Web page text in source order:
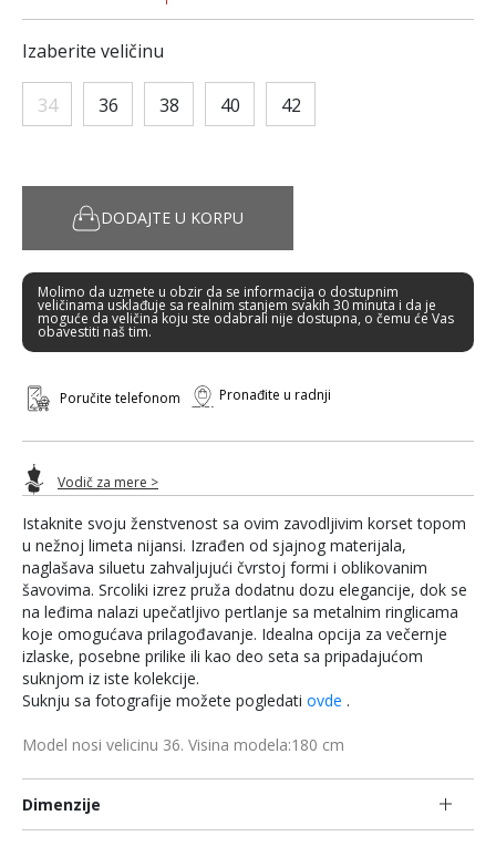
Istaknite svoju ženstvenost sa ovim zavodljivim korset topom
u nežnoj limeta nijansi. Izrađen od sjajnog materijala,
naglašava siluetu zahvaljujući čvrstoj formi i oblikovanim
šavovima. Srcoliki izrez pruža dodatnu dozu elegancije, dok se
na leđima nalazi upečatljivo pertlanje sa metalnim ringlicama
koje omogućava prilagođavanje. Idealna opcija za večernje
izlaske, posebne prilike ili kao deo seta sa pripadajućom
suknjom iz iste kolekcije.
Suknju sa fotografije možete pogledati ovde .
Model nosi velicinu 36. Visina modela:180 cm
Dimenzije
Izaberite veličinu
34 36 38 40 42
DODAJTE U KORPU
Molimo da uzmete u obzir da se informacija o dostupnim
veličinama usklađuje sa realnim stanjem svakih 30 minuta i da je
moguće da veličina koju ste odabrali nije dostupna, o čemu će Vas
obavestiti naš tim.
Poručite telefonom Pronađite u radnji
Vodič za mere >